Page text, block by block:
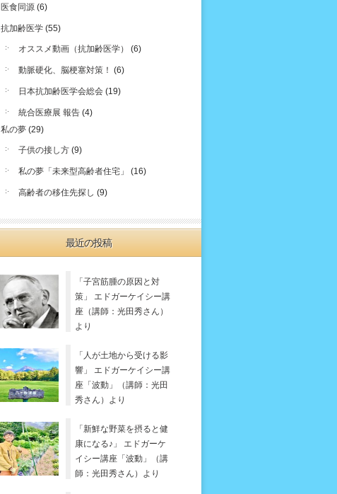
医食同源 (6)
抗加齢医学 (55)
オススメ動画（抗加齢医学） (6)
動脈硬化、脳梗塞対策！ (6)
日本抗加齢医学会総会 (19)
統合医療展 報告 (4)
私の夢 (29)
子供の接し方 (9)
私の夢「未来型高齢者住宅」 (16)
高齢者の移住先探し (9)
最近の投稿
「子宮筋腫の原因と対
策」 エドガーケイシー講
座（講師：光田秀さん）
より
「人が土地から受ける影
響」 エドガーケイシー講
座「波動」（講師：光田
秀さん）より
「新鮮な野菜を摂ると健
康になる♪」 エドガーケ
イシー講座「波動」（講
師：光田秀さん）より